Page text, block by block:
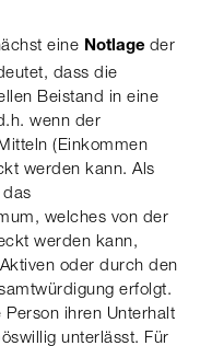
eine Notlage der
dass die
Beistand in eine
wenn der
(Einkommen
werden kann. Als
welches von der
werden kann,
oder durch den
erfolgt.
ihren Unterhalt
unterlässt. Für